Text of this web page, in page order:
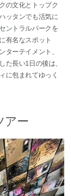
の文化とトップク
ッタンでも活気に
ントラルパークを
有名なスポット
ターテイメント、
た長い1日の後は、
に包まれてゆっく
アー